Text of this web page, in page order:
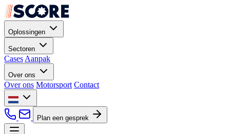
Oplossingen
Sectoren
Cases Aanpak
Over ons
Over ons Motorsport Contact
Plan een gesprek